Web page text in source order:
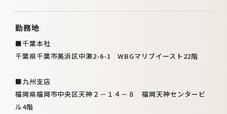
勤務地
■千葉本社
千葉県千葉市美浜区中瀬2-6-1 WBGマリブイースト22階
■九州支店
福岡県福岡市中央区天神２－１４－８ 福岡天神センタービ
ル4階